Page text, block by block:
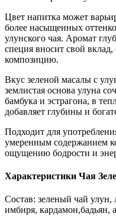
Цвет напитка может
более насыщенных
улунского чая. Аромат
специя вносит свой
композицию.
Вкус зеленой масалы с
землистая основа улуна
бамбука и эстрагона, в
добавляет глубины и
Подходит для
умеренным содержанием
ощущению бодрости и
Характеристики Чая
Состав: зеленый чай улун,
имбиря, кардамон,бадьян,